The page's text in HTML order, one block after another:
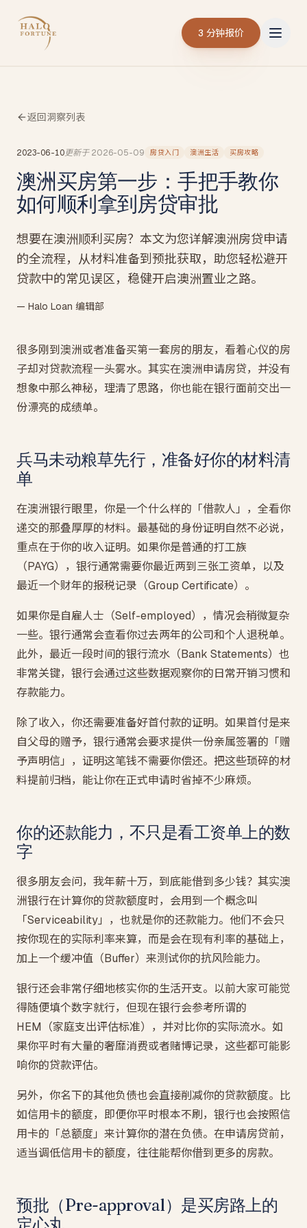
3 分钟报价
返回洞察列表
2023-06-10更新于 2026-05-09 房贷入门 澳洲生活 买房攻略
澳洲买房第一步：手把手教你
如何顺利拿到房贷审批
想要在澳洲顺利买房？本文为您详解澳洲房贷申请
的全流程，从材料准备到预批获取，助您轻松避开
贷款中的常见误区，稳健开启澳洲置业之路。
— Halo Loan 编辑部
很多刚到澳洲或者准备买第一套房的朋友，看着心仪的房
子却对贷款流程一头雾水。其实在澳洲申请房贷，并没有
想象中那么神秘，理清了思路，你也能在银行面前交出一
份漂亮的成绩单。
兵马未动粮草先行，准备好你的材料清
单
在澳洲银行眼里，你是一个什么样的「借款人」，全看你
递交的那叠厚厚的材料。最基础的身份证明自然不必说，
重点在于你的收入证明。如果你是普通的打工族
（PAYG），银行通常需要你最近两到三张工资单，以及
最近一个财年的报税记录（Group Certificate）。
如果你是自雇人士（Self-employed），情况会稍微复杂
一些。银行通常会查看你过去两年的公司和个人退税单。
此外，最近一段时间的银行流水（Bank Statements）也
非常关键，银行会通过这些数据观察你的日常开销习惯和
存款能力。
除了收入，你还需要准备好首付款的证明。如果首付是来
自父母的赠予，银行通常会要求提供一份亲属签署的「赠
予声明信」，证明这笔钱不需要你偿还。把这些琐碎的材
料提前归档，能让你在正式申请时省掉不少麻烦。
你的还款能力，不只是看工资单上的数
字
很多朋友会问，我年薪十万，到底能借到多少钱？其实澳
洲银行在计算你的贷款额度时，会用到一个概念叫
「Serviceability」，也就是你的还款能力。他们不会只
按你现在的实际利率来算，而是会在现有利率的基础上，
加上一个缓冲值（Buffer）来测试你的抗风险能力。
银行还会非常仔细地核实你的生活开支。以前大家可能觉
得随便填个数字就行，但现在银行会参考所谓的
HEM（家庭支出评估标准），并对比你的实际流水。如
果你平时有大量的奢靡消费或者赌博记录，这些都可能影
响你的贷款评估。
另外，你名下的其他负债也会直接削减你的贷款额度。比
如信用卡的额度，即便你平时根本不刷，银行也会按照信
用卡的「总额度」来计算你的潜在负债。在申请房贷前，
适当调低信用卡的额度，往往能帮你借到更多的房款。
预批（Pre-approval）是买房路上的